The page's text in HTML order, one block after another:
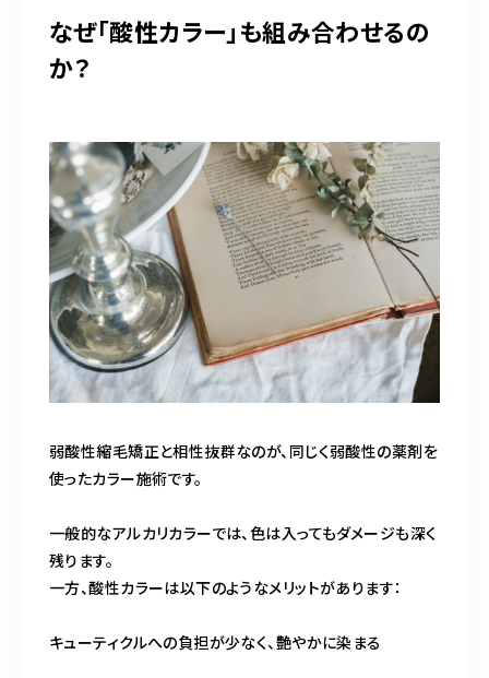
なぜ「酸性カラー」も組み合わせるの
か？
弱酸性縮毛矯正と相性抜群なのが、同じく弱酸性の薬剤を
使ったカラー施術です。
一般的なアルカリカラーでは、色は入ってもダメージも深く
残ります。
一方、酸性カラーは以下のようなメリットがあります：
キューティクルへの負担が少なく、艶やかに染まる